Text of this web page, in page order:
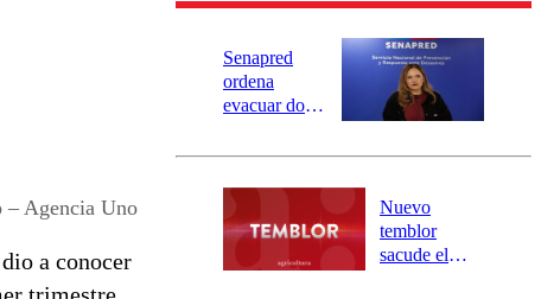
– Agencia Uno
a conocer
Senapred
ordena
evacuar dos
Carahue por
río Damas:
activa
mensajería
SAE
Nuevo
temblor
sacude el